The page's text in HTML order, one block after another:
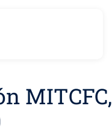
MITCFC,